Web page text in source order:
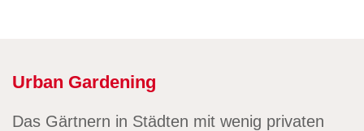
Urban Gardening
Das Gärtnern in Städten mit wenig privaten